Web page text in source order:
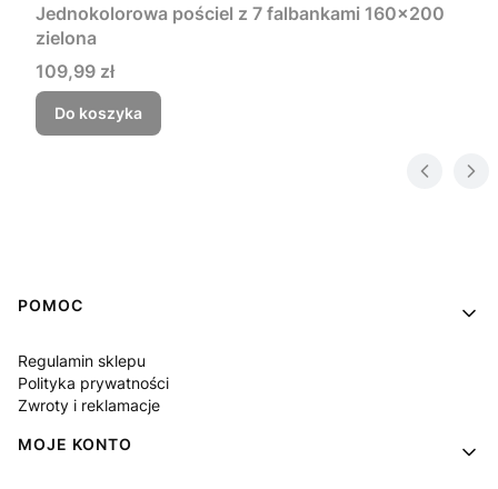
Jednokolorowa pościel z 7 falbankami 160x200
zielona
Cena
109,99 zł
Do koszyka
Linki w stopce
POMOC
Regulamin sklepu
Polityka prywatności
Zwroty i reklamacje
MOJE KONTO